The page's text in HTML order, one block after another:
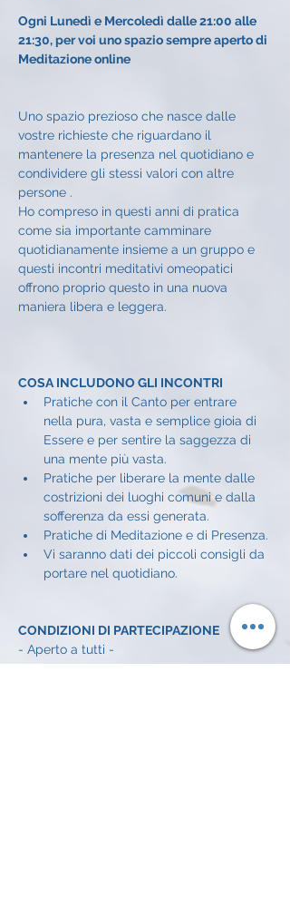
Ogni Lunedì e Mercoledì dalle 21:00 alle
21:30, per voi uno spazio sempre aperto di
Meditazione online
Uno spazio prezioso che nasce dalle
vostre richieste che riguardano il
mantenere la presenza nel quotidiano e
condividere gli stessi valori con altre
persone .
Ho compreso in questi anni di pratica
come sia importante camminare
quotidianamente insieme a un gruppo e
questi incontri meditativi omeopatici
offrono proprio questo in una nuova
maniera libera e leggera.
COSA INCLUDONO GLI INCONTRI
Pratiche con il Canto per entrare
nella pura, vasta e semplice gioia di
Essere e per sentire la saggezza di
una mente più vasta.
Pratiche per liberare la mente dalle
costrizioni dei luoghi comuni e dalla
sofferenza da essi generata.
Pratiche di Meditazione e di Presenza.
Vi saranno dati dei piccoli consigli da
portare nel quotidiano.
CONDIZIONI DI PARTECIPAZIONE
- Aperto a tutti -